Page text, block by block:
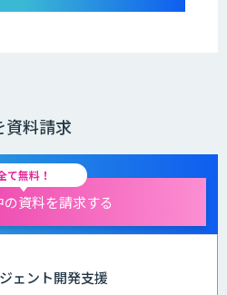
資料請求
て無料！
の資料を請求する
ェント開発支援